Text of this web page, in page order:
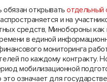
обязан открыватьотдельный
и на
средств, Минобороны как
в единой
мониторинга
по каждому контракту.
мобилизационной
означает для